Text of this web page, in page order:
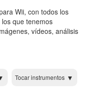
Wii, con todos los
que tenemos
vídeos, análisis
Tocar instrumentos